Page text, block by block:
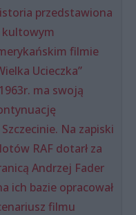
przedstawiona
filmie
Ucieczka”
ma swoją
Na zapiski
RAF dotarł za
Andrzej Fader
ich bazie opracował
filmu